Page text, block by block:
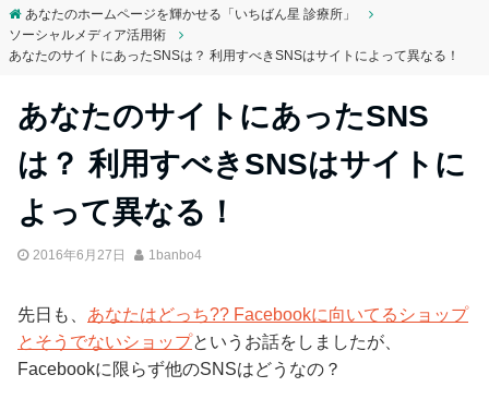
所」
あなたのホームページを輝かせる「いちばん星 診療所」
ソーシャルメディア活用術
あなたのサイトにあったSNSは？ 利用すべきSNSはサイトによって異なる！
あなたのサイトにあったSNS
は？ 利用すべきSNSはサイトに
よって異なる！
2016年6月27日 1banbo4
先日も、 あなたはどっち?? Facebookに向いてるショップ
とそうでないショップというお話をしましたが、
Facebookに限らず他のSNSはどうなの？